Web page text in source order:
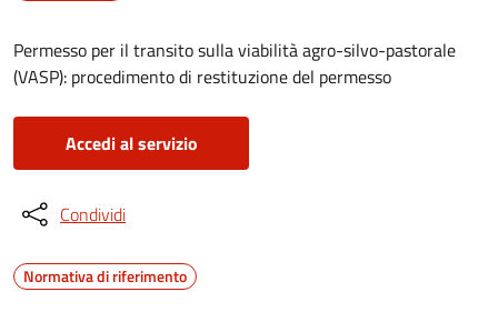
Permesso per il transito sulla viabilità agro-silvo-pastorale
(VASP): procedimento di restituzione del permesso
Accedi al servizio
Condividi
Normativa di riferimento